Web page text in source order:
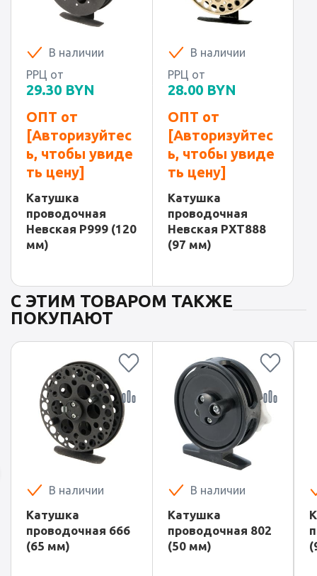
В наличии
РРЦ от
29.30 BYN
ОПТ от
[Авторизуйтес
ь, чтобы увиде
ть цену]
Катушка
проводочная
Невская P999 (120
мм)
В наличии
РРЦ от
28.00 BYN
ОПТ от
[Авторизуйтес
ь, чтобы увиде
ть цену]
Катушка
проводочная
Невская PXT888
(97 мм)
С ЭТИМ ТОВАРОМ ТАКЖЕ
ПОКУПАЮТ
В наличии
Катушка
проводочная 666
(65 мм)
В наличии
Катушка
проводочная 802
(50 мм)